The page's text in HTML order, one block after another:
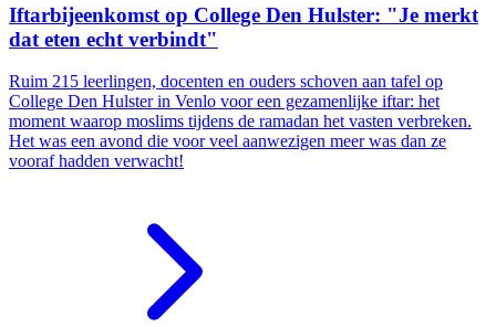
Iftarbijeenkomst op College Den Hulster: "Je merkt
dat eten echt verbindt"
Ruim 215 leerlingen, docenten en ouders schoven aan tafel op
College Den Hulster in Venlo voor een gezamenlijke iftar: het
moment waarop moslims tijdens de ramadan het vasten verbreken.
Het was een avond die voor veel aanwezigen meer was dan ze
vooraf hadden verwacht!